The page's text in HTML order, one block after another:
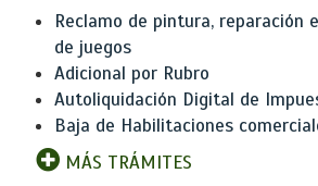
Reclamo de pintura, reparación
de juegos
Adicional por Rubro
Autoliquidación Digital de
Baja de Habilitaciones
MÁS TRÁMITES